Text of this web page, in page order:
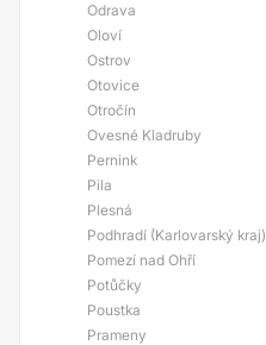
Odrava
Oloví
Ostrov
Otovice
Otročín
Ovesné Kladruby
Pernink
Pila
Plesná
Podhradí (Karlovarský kraj)
Pomezí nad Ohří
Potůčky
Poustka
Prameny